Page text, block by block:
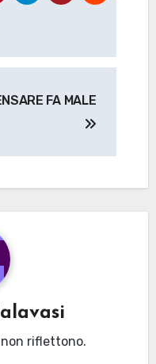
FA MALE
riflettono.